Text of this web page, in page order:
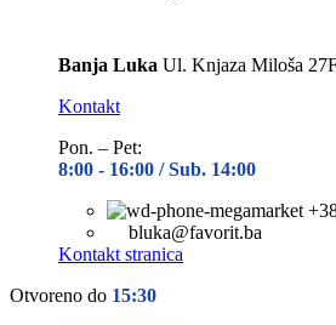
Banja Luka Ul. Knjaza Miloša
Kontakt
Pon. – Pet:
8:00 - 16:00 / Sub. 14:00
bluka@favorit.ba
Kontakt stranica
Otvoreno do 15:30